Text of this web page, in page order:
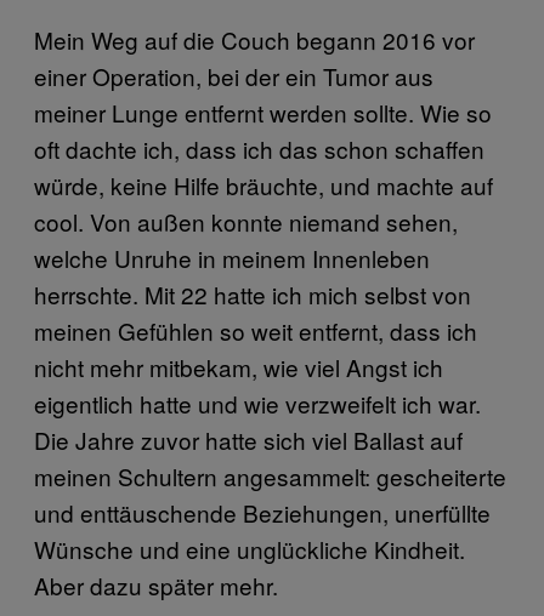
Mein Weg auf die Couch begann 2016 vor
einer Operation, bei der ein Tumor aus
meiner Lunge entfernt werden sollte. Wie so
oft dachte ich, dass ich das schon schaffen
würde, keine Hilfe bräuchte, und machte auf
cool. Von außen konnte niemand sehen,
welche Unruhe in meinem Innenleben
herrschte. Mit 22 hatte ich mich selbst von
meinen Gefühlen so weit entfernt, dass ich
nicht mehr mitbekam, wie viel Angst ich
eigentlich hatte und wie verzweifelt ich war.
Die Jahre zuvor hatte sich viel Ballast auf
meinen Schultern angesammelt: gescheiterte
und enttäuschende Beziehungen, unerfüllte
Wünsche und eine unglückliche Kindheit.
Aber dazu später mehr.